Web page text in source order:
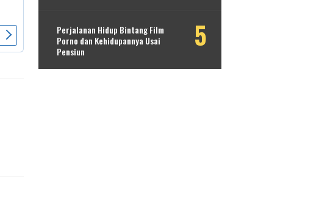
Perjalanan Hidup Bintang Film
Porno dan Kehidupannya Usai
Pensiun